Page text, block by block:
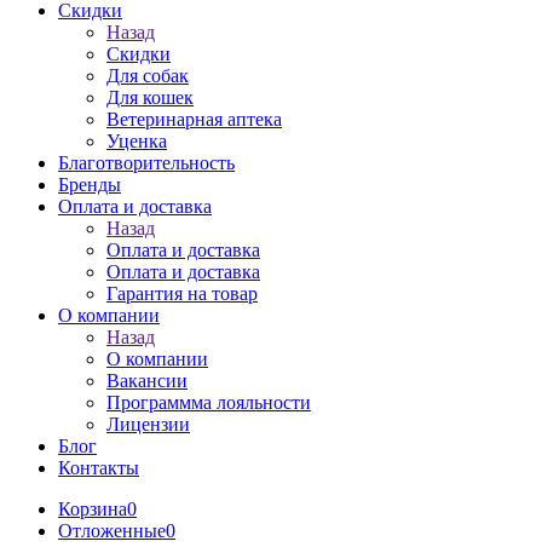
Скидки
Назад
Скидки
Для собак
Для кошек
Ветеринарная аптека
Уценка
Благотворительность
Бренды
Оплата и доставка
Назад
Оплата и доставка
Оплата и доставка
Гарантия на товар
О компании
Назад
О компании
Вакансии
Программма лояльности
Лицензии
Блог
Контакты
Корзина0
Отложенные0